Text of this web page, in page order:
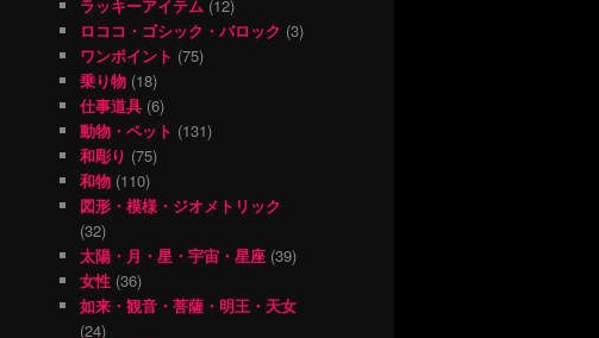
ラッキーアイテム (12)
ロココ・ゴシック・バロック (3)
ワンポイント (75)
乗り物 (18)
仕事道具 (6)
動物・ペット (131)
和彫り (75)
和物 (110)
図形・模様・ジオメトリック
(32)
太陽・月・星・宇宙・星座 (39)
女性 (36)
如来・観音・菩薩・明王・天女
(24)